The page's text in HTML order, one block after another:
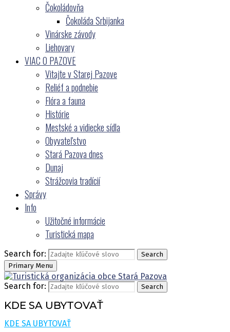
Čokoládovňa
Čokoláda Srbijanka
Vinárske závody
Liehovary
VIAC O PAZOVE
Vitajte v Starej Pazove
Reliéf a podnebie
Flóra a fauna
Histórie
Mestské a vidiecke sídla
Obyvateľstvo
Stará Pazova dnes
Dunaj
Strážcovia tradícií
Správy
Info
Užitočné informácie
Turistická mapa
Search for:
Search
Primary Menu
Search for: Search
KDE SA UBYTOVAŤ
KDE SA UBYTOVAŤ